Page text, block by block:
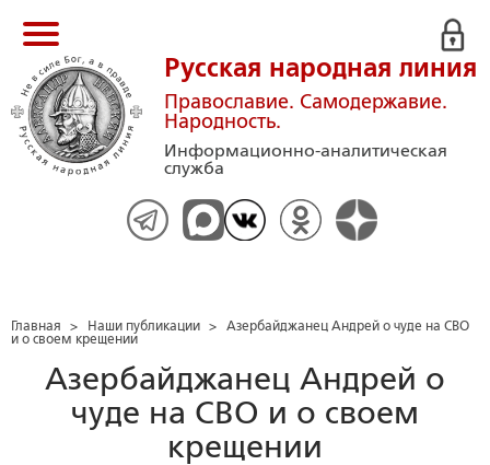
Русская народная линия
Православие. Самодержавие.
Народность.
Информационно-аналитическая
служба
Главная > Наши публикации > Азербайджанец Андрей о чуде на СВО
и о своем крещении
Азербайджанец Андрей о
чуде на СВО и о своем
крещении